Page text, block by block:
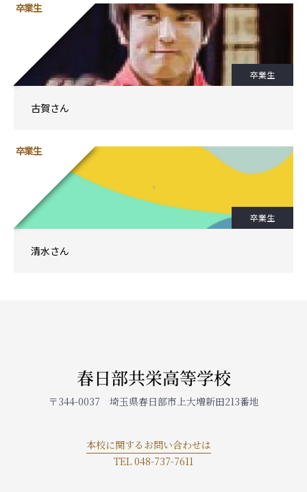
卒業生
卒業生
古賀さん
卒業生
卒業生
清水さん
春日部共栄高等学校
〒344-0037 埼玉県春日部市上大増新田213番地
本校に関するお問い合わせは
TEL 048-737-7611